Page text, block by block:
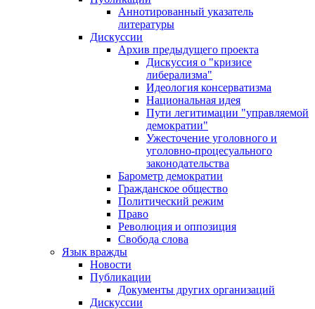
Аннотированный указатель
литературы
Дискуссии
Архив предыдущего проекта
Дискуссия о "кризисе
либерализма"
Идеология консерватизма
Национальная идея
Пути легитимации "управляемой
демократии"
Ужесточение уголовного и
уголовно-процесуального
законодательства
Барометр демократии
Гражданское общество
Политический режим
Право
Революция и оппозиция
Свобода слова
Язык вражды
Новости
Публикации
Документы других организаций
Дискуссии